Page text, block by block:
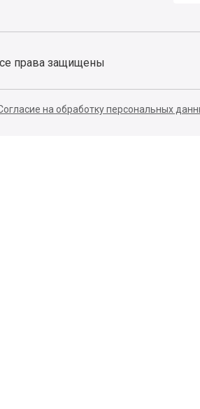
права защищены
на обработку персональных